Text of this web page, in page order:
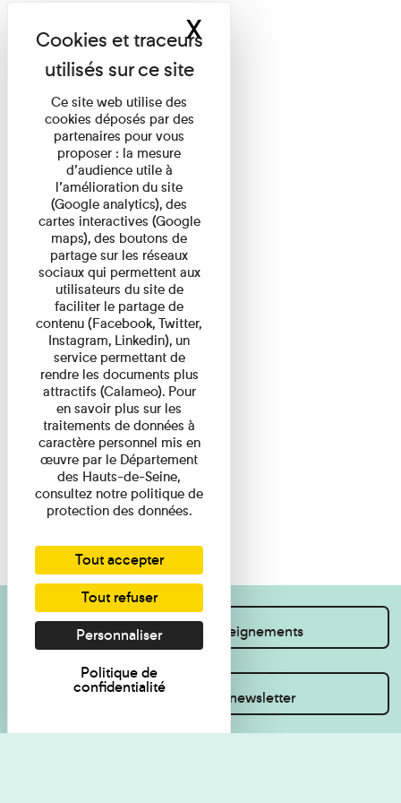
Je souhaite des renseignements
Inscrivez-vous à la newsletter
Ce site web utilise des
cookies déposés par des
partenaires pour vous
proposer : la mesure
d’audience utile à
l’amélioration du site
(Google analytics), des
cartes interactives (Google
maps), des boutons de
partage sur les réseaux
sociaux qui permettent aux
utilisateurs du site de
faciliter le partage de
contenu (Facebook, Twitter,
Instagram, Linkedin), un
service permettant de
rendre les documents plus
attractifs (Calameo). Pour
en savoir plus sur les
traitements de données à
caractère personnel mis en
œuvre par le Département
des Hauts-de-Seine,
consultez notre politique de
protection des données.
Tout accepter
Tout refuser
Personnaliser
Politique de
confidentialité
XMasquer le